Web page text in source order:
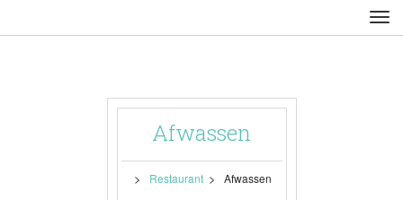
Afwassen
> Restaurant > Afwassen